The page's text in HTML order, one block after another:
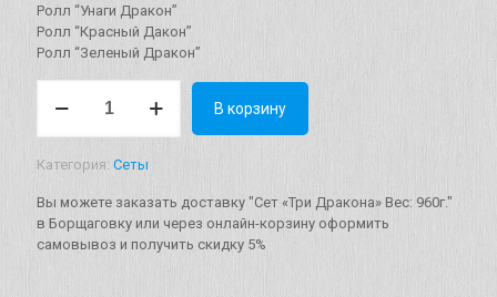
Ролл “Унаги Дракон”
Ролл “Красный Дакон”
Ролл “Зеленый Дракон”
товара
Дракона"
Вес:
960г.
В корзину
Категория: Сеты
Вы можете заказать доставку "Сет «Три Дракона» Вес: 960г."
в Борщаговку или через онлайн-корзину оформить
самовывоз и получить скидку 5%